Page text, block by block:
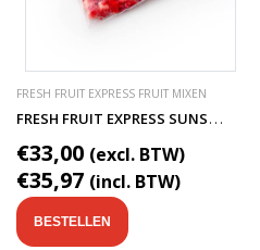
FRESH FRUIT EXPRESS FRUIT MIXEN
F
RESH FRUIT EXPRESS SUNSET SMOOTHIE FRUITMIX
€33,00 (excl. BTW)
€35,97 (incl. BTW)
BESTELLEN